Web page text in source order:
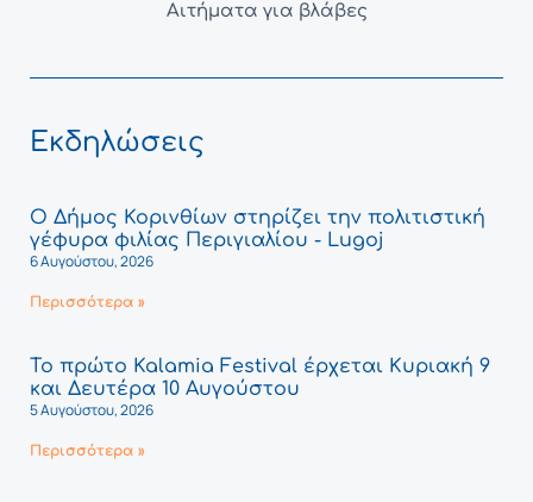
Αιτήματα για βλάβες
Εκδηλώσεις
Ο Δήμος Κορινθίων στηρίζει την πολιτιστική
γέφυρα φιλίας Περιγιαλίου - Lugoj
6 Αυγούστου, 2026
Περισσότερα »
Το πρώτο Kalamia Festival έρχεται Κυριακή 9
και Δευτέρα 10 Αυγούστου
5 Αυγούστου, 2026
Περισσότερα »